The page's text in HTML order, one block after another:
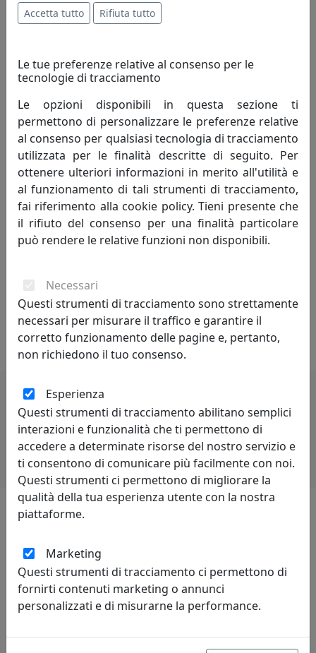
livello di conoscenza attuale, perfeziona un processo
migliorando quindi il tenore di vita dell'uomo.
umano; porta con sé valori e risultati positivi, mai
negativi.
Creatività - è un termine che indica l'arte o la capacità di
creare e inventare."Creatività è unire elementi esistenti
con connessioni nuove, che siano utili" - Henri Poincaré.
La creatività si fonda sulla profonda conoscenza delle
regole da superare, non può svilupparsi in assenza di
competenze preliminari. Caratteristiche della
personalità creativa sono curiosità, indipendenza,
spirito critico, autodisciplina.
di un sistema economico oppure di una singola
impresa od industria. Può anche essere definita come
capacità di stare al passo con la concorrenza. Lo spirito
di rivalità è proprio di chi è competitivo.
Potrebbero interessarti
Accetta tutto Rifiuta tutto
Le tue preferenze relative al consenso per le
tecnologie di tracciamento
Le opzioni disponibili in questa sezione ti
permettono di personalizzare le preferenze relative
al consenso per qualsiasi tecnologia di tracciamento
utilizzata per le finalità descritte di seguito. Per
ottenere ulteriori informazioni in merito all'utilità e
al funzionamento di tali strumenti di tracciamento,
fai riferimento alla cookie policy. Tieni presente che
il rifiuto del consenso per una finalità particolare
può rendere le relative funzioni non disponibili.
Necessari
Questi strumenti di tracciamento sono strettamente
necessari per misurare il traffico e garantire il
corretto funzionamento delle pagine e, pertanto,
non richiedono il tuo consenso.
Esperienza
Questi strumenti di tracciamento abilitano semplici
interazioni e funzionalità che ti permettono di
accedere a determinate risorse del nostro servizio e
ti consentono di comunicare più facilmente con noi.
Questi strumenti ci permettono di migliorare la
qualità della tua esperienza utente con la nostra
piattaforme.
Marketing
Questi strumenti di tracciamento ci permettono di
fornirti contenuti marketing o annunci
personalizzati e di misurarne la performance.